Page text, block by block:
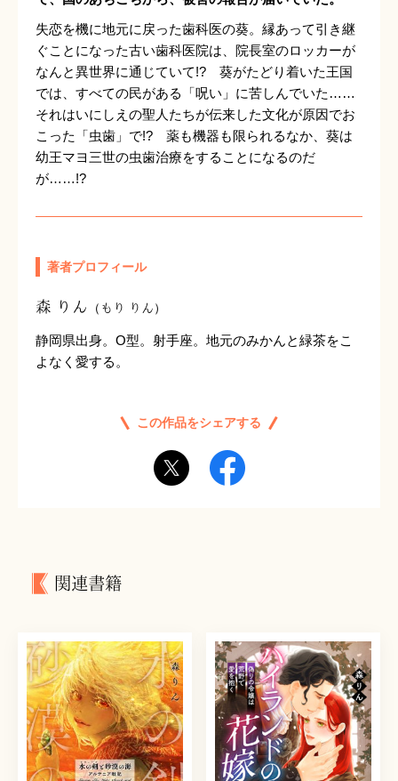
失恋を機に地元に戻った歯科医の葵。縁あって引き継
ぐことになった古い歯科医院は、院長室のロッカーが
なんと異世界に通じていて!? 葵がたどり着いた王国
では、すべての民がある「呪い」に苦しんでいた……
それはいにしえの聖人たちが伝来した文化が原因でお
こった「虫歯」で!? 薬も機器も限られるなか、葵は
幼王マヨ三世の虫歯治療をすることになるのだ
が……!?
著者プロフィール
森 りん （もり りん）
静岡県出身。O型。射手座。地元のみかんと緑茶をこ
よなく愛する。
この作品をシェアする
関連書籍